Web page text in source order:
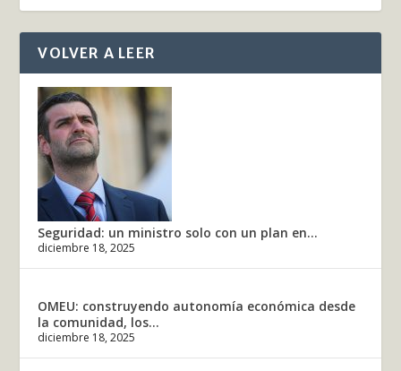
VOLVER A LEER
Seguridad: un ministro solo con un plan en...
diciembre 18, 2025
OMEU: construyendo autonomía económica desde
la comunidad, los...
diciembre 18, 2025